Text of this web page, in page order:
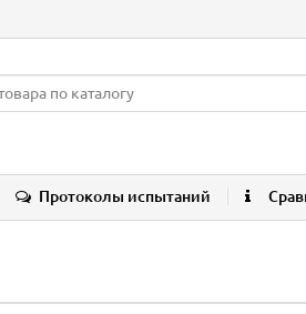
Протоколы испытаний